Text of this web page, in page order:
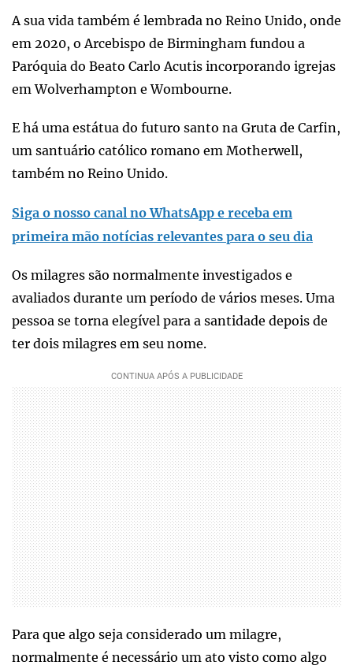
A sua vida também é lembrada no Reino Unido, onde
em 2020, o Arcebispo de Birmingham fundou a
Paróquia do Beato Carlo Acutis incorporando igrejas
em Wolverhampton e Wombourne.
E há uma estátua do futuro santo na Gruta de Carfin,
um santuário católico romano em Motherwell,
também no Reino Unido.
Siga o nosso canal no WhatsApp e receba em
primeira mão notícias relevantes para o seu dia
Os milagres são normalmente investigados e
avaliados durante um período de vários meses. Uma
pessoa se torna elegível para a santidade depois de
ter dois milagres em seu nome.
Para que algo seja considerado um milagre,
normalmente é necessário um ato visto como algo